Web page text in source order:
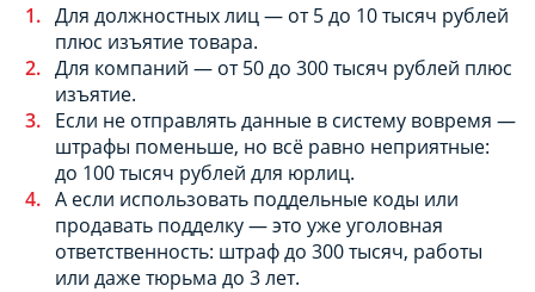
Для должностных лиц — от 5 до 10 тысяч рублей
плюс изъятие товара.
Для компаний — от 50 до 300 тысяч рублей плюс
изъятие.
Если не отправлять данные в систему вовремя —
штрафы поменьше, но всё равно неприятные:
до 100 тысяч рублей для юрлиц.
А если использовать поддельные коды или
продавать подделку — это уже уголовная
ответственность: штраф до 300 тысяч, работы
или даже тюрьма до 3 лет.